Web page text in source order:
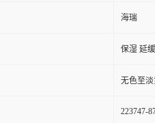
海瑞
保湿 延
无色至
223747-